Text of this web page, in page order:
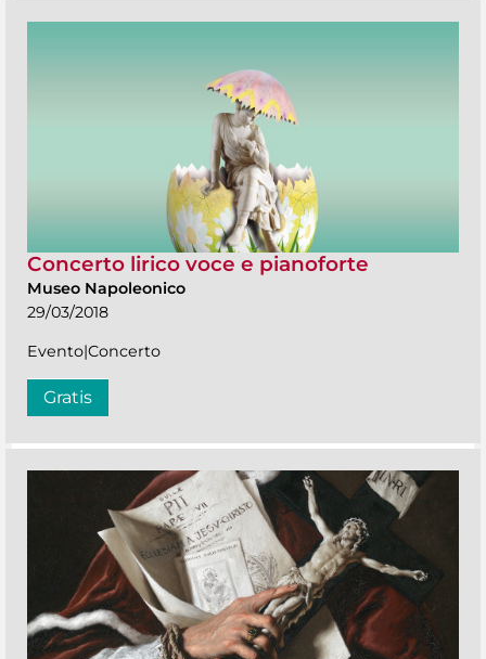
Concerto lirico voce e pianoforte
Museo Napoleonico
29/03/2018
Evento|Concerto
Gratis